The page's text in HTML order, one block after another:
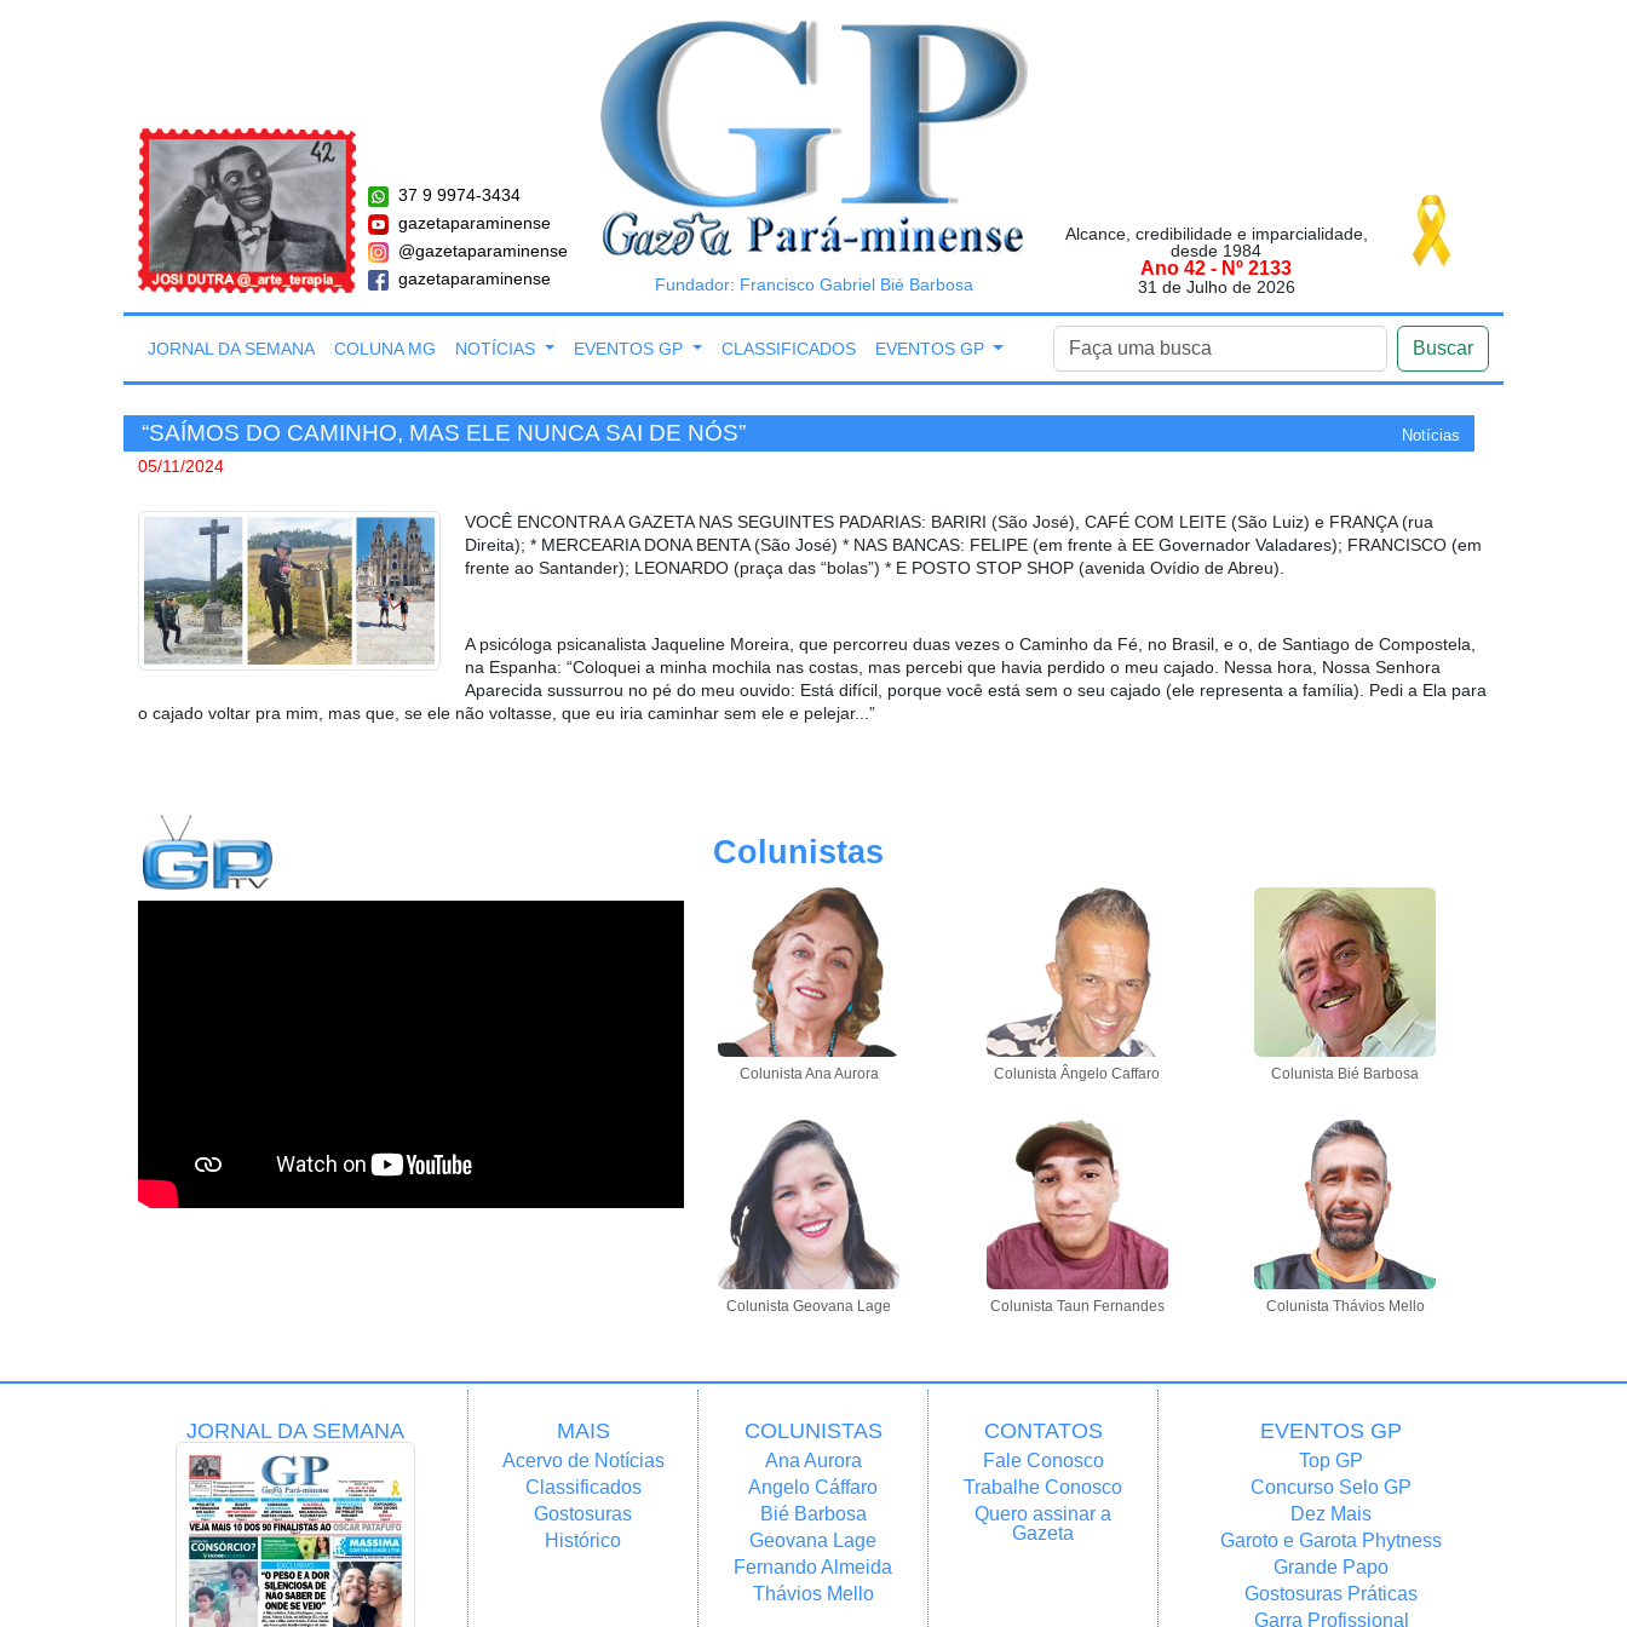
37 9 9974-3434
gazetaparaminense
@gazetaparaminense
gazetaparaminense
Fundador: Francisco Gabriel Bié Barbosa
Alcance, credibilidade e imparcialidade,
desde 1984
Ano 42 - Nº 2133
31 de Julho de 2026
JORNAL DA SEMANA COLUNA MG NOTÍCIAS EVENTOS GP CLASSIFICADOS EVENTOS GP Buscar
“SAÍMOS DO CAMINHO, MAS ELE NUNCA SAI DE NÓS” Notícias
05/11/2024
VOCÊ ENCONTRA A GAZETA NAS SEGUINTES PADARIAS: BARIRI (São José), CAFÉ COM LEITE (São Luiz) e FRANÇA (rua
Direita); * MERCEARIA DONA BENTA (São José) * NAS BANCAS: FELIPE (em frente à EE Governador Valadares); FRANCISCO (em
frente ao Santander); LEONARDO (praça das “bolas”) * E POSTO STOP SHOP (avenida Ovídio de Abreu).
A psicóloga psicanalista Jaqueline Moreira, que percorreu duas vezes o Caminho da Fé, no Brasil, e o, de Santiago de Compostela,
na Espanha: “Coloquei a minha mochila nas costas, mas percebi que havia perdido o meu cajado. Nessa hora, Nossa Senhora
Aparecida sussurrou no pé do meu ouvido: Está difícil, porque você está sem o seu cajado (ele representa a família). Pedi a Ela para
o cajado voltar pra mim, mas que, se ele não voltasse, que eu iria caminhar sem ele e pelejar...”
Colunistas
Colunista Ana Aurora Colunista Ângelo Caffaro Colunista Bié Barbosa
Colunista Geovana Lage Colunista Taun Fernandes Colunista Thávios Mello
JORNAL DA SEMANA MAIS
Acervo de Notícias
Classificados
Gostosuras
Histórico
COLUNISTAS
Ana Aurora
Angelo Cáffaro
Bié Barbosa
Geovana Lage
Fernando Almeida
Thávios Mello
CONTATOS
Fale Conosco
Trabalhe Conosco
Quero assinar a
Gazeta
EVENTOS GP
Top GP
Concurso Selo GP
Dez Mais
Garoto e Garota Phytness
Grande Papo
Gostosuras Práticas
Garra Profissional